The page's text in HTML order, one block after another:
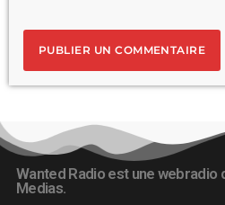
Wanted Radio est une webradio
Medias.